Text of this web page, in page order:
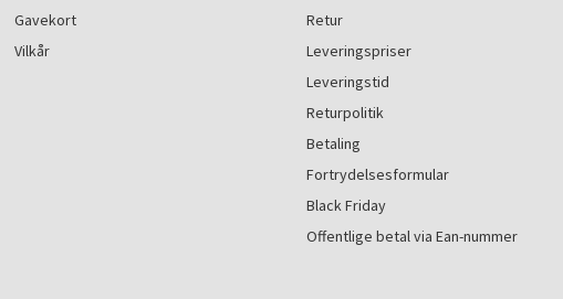
Gavekort
Vilkår
Retur
Leveringspriser
Leveringstid
Returpolitik
Betaling
Fortrydelsesformular
Black Friday
Offentlige betal via Ean-nummer